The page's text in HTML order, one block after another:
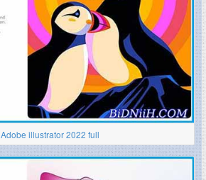
Adobe illustrator 2022 full